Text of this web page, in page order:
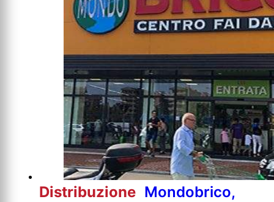
Distribuzione Mondobrico,